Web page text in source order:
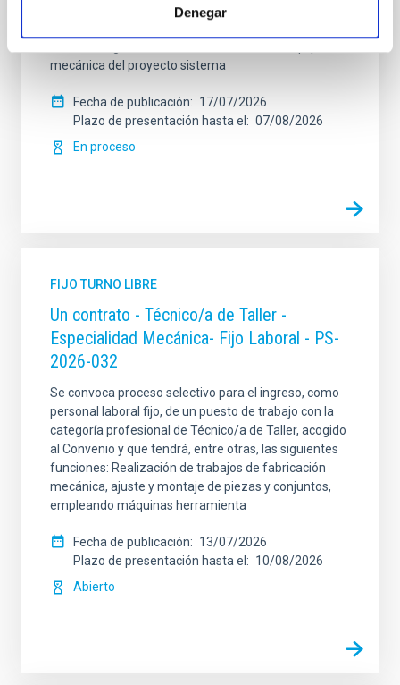
Denegar
Tecnología y la Innovación), fuera de convenio, por el
mecánica del proyecto sistema
Fecha de publicación
17/07/2026
Plazo de presentación hasta el
07/08/2026
En proceso
FIJO TURNO LIBRE
Un contrato - Técnico/a de Taller -
Especialidad Mecánica- Fijo Laboral - PS-
2026-032
Se convoca proceso selectivo para el ingreso, como
personal laboral fijo, de un puesto de trabajo con la
categoría profesional de Técnico/a de Taller, acogido
al Convenio y que tendrá, entre otras, las siguientes
funciones: Realización de trabajos de fabricación
mecánica, ajuste y montaje de piezas y conjuntos,
empleando máquinas herramienta
Fecha de publicación
13/07/2026
Plazo de presentación hasta el
10/08/2026
Abierto